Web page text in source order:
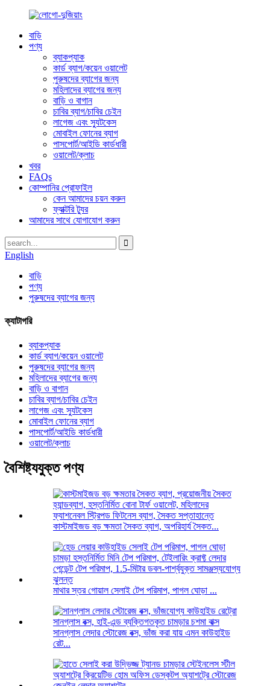
বাড়ি
পণ্য
ব্যাকপ্যাক
কার্ড ব্যাগ/কয়েন ওয়ালেট
পুরুষদের ব্যাগের জন্য
মহিলাদের ব্যাগের জন্য
বাড়ি ও বাগান
চাবির ব্যাগ/চাবির চেইন
লাগেজ এবং স্যুটকেস
মোবাইল ফোনের ব্যাগ
পাসপোর্ট/আইডি কার্ডধারী
ওয়ালেট/ক্লাচ
খবর
FAQs
কোম্পানির প্রোফাইল
কেন আমাদের চয়ন করুন
ফ্যাক্টরি ট্যুর
আমাদের সাথে যোগাযোগ করুন
English
বাড়ি
পণ্য
পুরুষদের ব্যাগের জন্য
ক্যাটাগরি
ব্যাকপ্যাক
কার্ড ব্যাগ/কয়েন ওয়ালেট
পুরুষদের ব্যাগের জন্য
মহিলাদের ব্যাগের জন্য
বাড়ি ও বাগান
চাবির ব্যাগ/চাবির চেইন
লাগেজ এবং স্যুটকেস
মোবাইল ফোনের ব্যাগ
পাসপোর্ট/আইডি কার্ডধারী
ওয়ালেট/ক্লাচ
বৈশিষ্ট্যযুক্ত পণ্য
কাস্টমাইজড বড় ক্ষমতা সৈকত ব্যাগ, অপরিহার্য সৈকত...
মাথার স্তর গোয়াল সেলাই টেপ পরিমাপ, পাগল ঘোড়া ...
সানগ্লাস লেদার স্টোরেজ বক্স, ভাঁজ করা যায় এমন কাউহাইড
রেট...